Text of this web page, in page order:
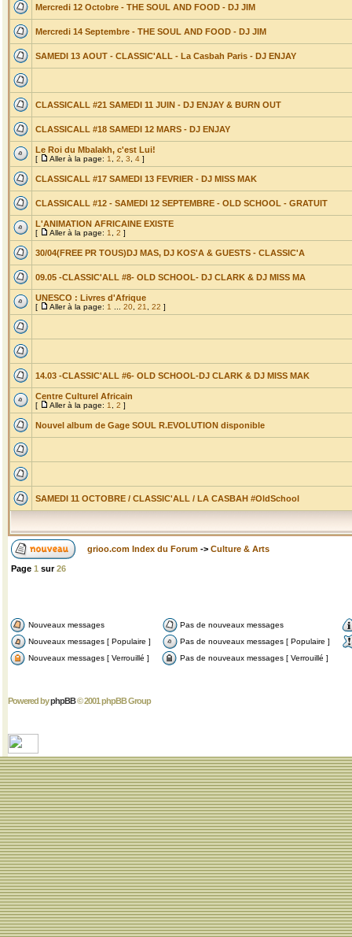
Mercredi 12 Octobre - THE SOUL AND FOOD - DJ JIM
Mercredi 14 Septembre - THE SOUL AND FOOD - DJ JIM
SAMEDI 13 AOUT - CLASSIC'ALL - La Casbah Paris - DJ ENJAY
CLASSICALL #21 SAMEDI 11 JUIN - DJ ENJAY & BURN OUT
CLASSICALL #18 SAMEDI 12 MARS - DJ ENJAY
Le Roi du Mbalakh, c'est Lui!
[ Aller à la page: 1 2 3 4 ]
CLASSICALL #17 SAMEDI 13 FEVRIER - DJ MISS MAK
CLASSICALL #12 - SAMEDI 12 SEPTEMBRE - OLD SCHOOL - GRATUIT
L'ANIMATION AFRICAINE EXISTE
[ Aller à la page: 1 2 ]
30/04(FREE PR TOUS)DJ MAS, DJ KOS'A & GUESTS - CLASSIC'A
09.05 -CLASSIC'ALL #8- OLD SCHOOL- DJ CLARK & DJ MISS MA
UNESCO : Livres d'Afrique
[ Aller à la page: 1 20 21 22 ]
14.03 -CLASSIC'ALL #6- OLD SCHOOL-DJ CLARK & DJ MISS MAK
Centre Culturel Africain
[ Aller à la page: 1 2 ]
Nouvel album de Gage SOUL R.EVOLUTION disponible
SAMEDI 11 OCTOBRE / CLASSIC'ALL / LA CASBAH #OldSchool
grioo.com Index du Forum -> Culture & Arts
Page 1 sur26
Nouveaux messages
Pas de nouveaux messages
Nouveaux messages [ Populaire ]
Pas de nouveaux messages [ Populaire ]
Nouveaux messages [ Verrouillé ]
Pas de nouveaux messages [ Verrouillé ]
Powered byphpBB© 2001 phpBB Group